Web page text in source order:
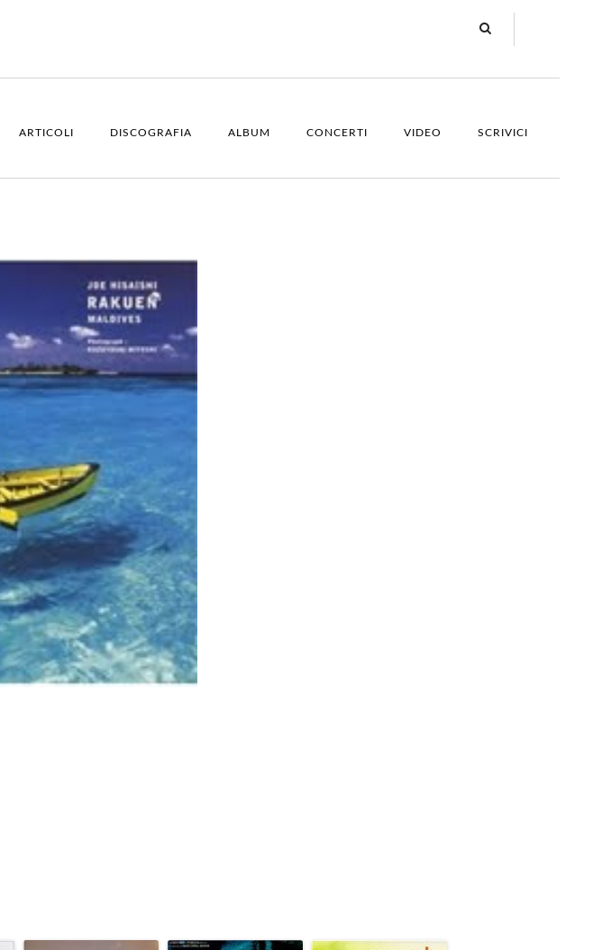
ARTICOLI DISCOGRAFIA ALBUM CONCERTI VIDEO SCRIVICI